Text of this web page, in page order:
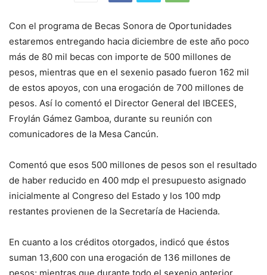
Con el programa de Becas Sonora de Oportunidades
estaremos entregando hacia diciembre de este año poco
más de 80 mil becas con importe de 500 millones de
pesos, mientras que en el sexenio pasado fueron 162 mil
de estos apoyos, con una erogación de 700 millones de
pesos. Así lo comentó el Director General del IBCEES,
Froylán Gámez Gamboa, durante su reunión con
comunicadores de la Mesa Cancún.
Comentó que esos 500 millones de pesos son el resultado
de haber reducido en 400 mdp el presupuesto asignado
inicialmente al Congreso del Estado y los 100 mdp
restantes provienen de la Secretaría de Hacienda.
En cuanto a los créditos otorgados, indicó que éstos
suman 13,600 con una erogación de 136 millones de
pesos; mientras que durante todo el sexenio anterior,